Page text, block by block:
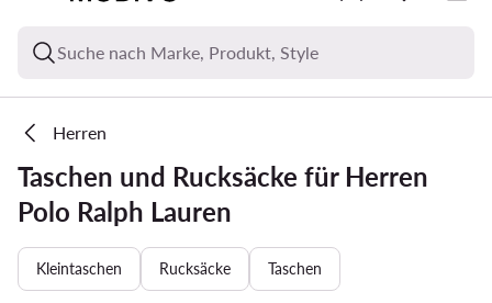
Suche nach Marke, Produkt, Style
Herren
Taschen und Rucksäcke für Herren
Polo Ralph Lauren
Kleintaschen Rucksäcke Taschen